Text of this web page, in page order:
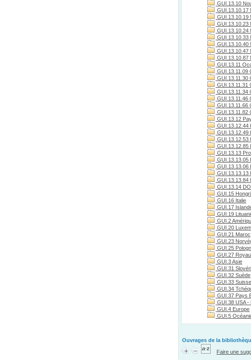
GUI.13.10
GUI.13.10.17
GUI.13.10.19
GUI.13.10.23
GUI.13.10.24
GUI.13.10.33
GUI.13.10.40
GUI.13.10.47
GUI.13.10.87
GUI.13.11
GUI.13.11.09
GUI.13.11.30
GUI.13.11.31
GUI.13.11.34
GUI.13.11.46
GUI.13.11.66
GUI.13.11.82
GUI.13.12
GUI.13.12.44
GUI.13.12.49
GUI.13.12.53
GUI.13.12.85
GUI.13.13
GUI.13.13.05
GUI.13.13.06
GUI.13.13.13
GUI.13.13.84
GUI.13.14
GUI.15
GUI.16 Italie
GUI.17
GUI.19
GUI.2
GUI.20
GUI.21 Maroc
GUI.23
GUI.25
GUI.27
GUI.3 Asie
GUI.31
GUI.32 Suède
GUI.33 Suisse
GUI.34
GUI.37 Pays
GUI.38 USA -
GUI.4 Europe
GUI.5
Ouvrages de la
Faire une